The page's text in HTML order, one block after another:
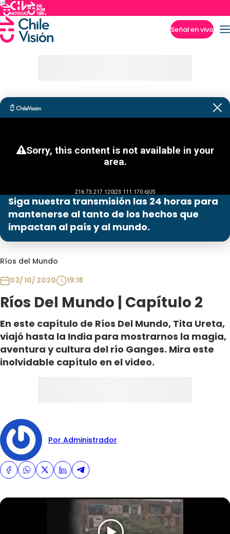
Señal en vivo
Siga nuestra transmisión las 24 horas para
mantenerse al tanto de los hechos que
impactan al país y al mundo.
Ríos del Mundo
03/ 10/ 2020
19:18
Ríos Del Mundo | Capítulo 2
En este capítulo de Ríos Del Mundo, Tita Ureta,
viajó hasta la India para mostrarnos la magia,
aventura y cultura del río Ganges. Mira este
inolvidable capítulo en el video.
Por Administrador
Programas
Club De La Comedia
Contigo en Directo
Plan Perfecto
El Tiempo
Sabingo
Todos Los Programas